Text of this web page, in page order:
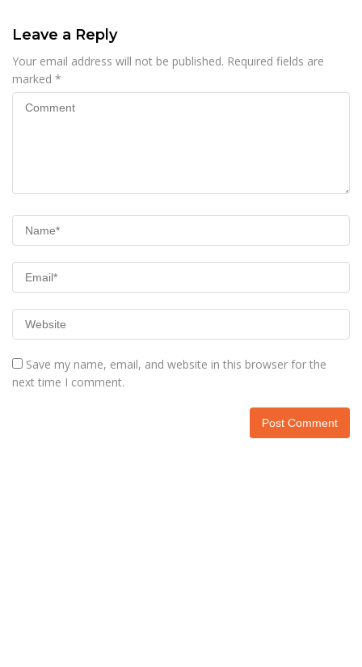
Leave a Reply
Your email address will not be published. Required fields are
marked *
Save my name, email, and website in this browser for the
next time I comment.